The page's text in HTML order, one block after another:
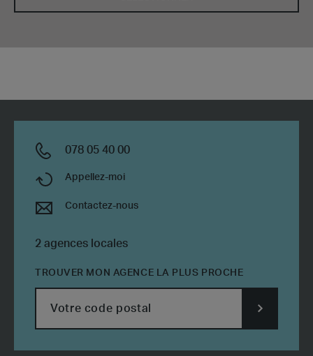
078 05 40 00
Appellez-moi
Contactez-nous
2 agences locales
TROUVER MON AGENCE LA PLUS PROCHE
POSTCODE